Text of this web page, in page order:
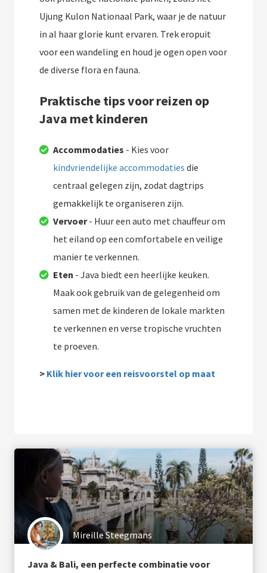
Ujung Kulon Nationaal Park, waar je de natuur
in al haar glorie kunt ervaren. Trek eropuit
voor een wandeling en houd je ogen open voor
de diverse flora en fauna.
Praktische tips voor reizen op
Java met kinderen
Accommodaties - Kies voor
kindvriendelijke accommodaties die
centraal gelegen zijn, zodat dagtrips
gemakkelijk te organiseren zijn.
Vervoer- Huur een auto met chauffeur om
het eiland op een comfortabele en veilige
manier te verkennen.
Eten - Java biedt een heerlijke keuken.
Maak ook gebruik van de gelegenheid om
samen met de kinderen de lokale markten
te verkennen en verse tropische vruchten
te proeven.
> Klik hier voor een reisvoorstel op maat
Mireille Steegmans
Java & Bali, een perfecte combinatie voor